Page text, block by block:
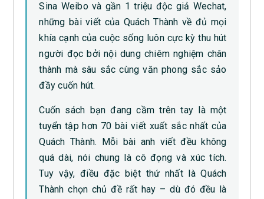
Sina Weibo và gần 1 triệu độc giả Wechat,
những bài viết của Quách Thành về đủ mọi
khía cạnh của cuộc sống luôn cực kỳ thu hút
người đọc bởi nội dung chiêm nghiệm chân
thành mà sâu sắc cùng văn phong sắc sảo
đầy cuốn hút.
Cuốn sách bạn đang cầm trên tay là một
tuyển tập hơn 70 bài viết xuất sắc nhất của
Quách Thành. Mỗi bài anh viết đều không
quá dài, nói chung là cô đọng và xúc tích.
Tuy vậy, điều đặc biệt thứ nhất là Quách
Thành chọn chủ đề rất hay – dù đó đều là